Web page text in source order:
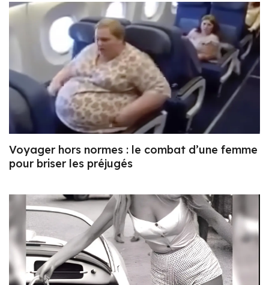
Voyager hors normes : le combat d’une femme
pour briser les préjugés